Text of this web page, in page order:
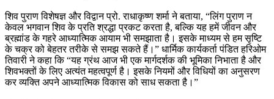
शिव पुराण विशेषज्ञ और विद्वान प्रो. राधाकृष्ण शर्मा ने बताया, “लिंग पुराण न
केवल भगवान शिव के प्रति श्रद्धा प्रकट करता है, बल्कि यह हमें जीवन और
ब्रह्मांड के गहरे आध्यात्मिक आयाम भी समझाता है। इसके माध्यम से हम सृष्टि
के चक्र को बेहतर तरीके से समझ सकते हैं।” धार्मिक कार्यकर्ता पंडित हरिओम
तिवारी ने कहा कि “यह ग्रंथ आज भी एक मार्गदर्शक की भूमिका निभाता है और
शिवभक्तों के लिए अत्यंत महत्वपूर्ण है। इसके नियमों और विधियों का अनुसरण
कर व्यक्ति अपने आध्यात्मिक विकास को साध सकता है।”